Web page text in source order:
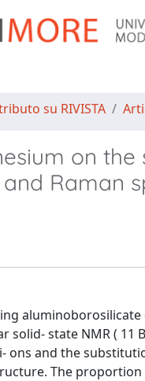
su RIVISTA
on the
and Raman
state NMR ( 11
ons and the
The